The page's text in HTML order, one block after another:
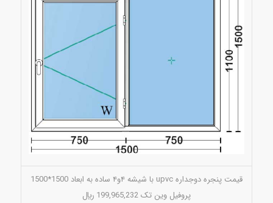
قیمت پنجره دوجداره upvc با شیشه ۴و۴ ساده به ابعاد 1500*1500
پروفیل وین تک 199,965,232 ريال